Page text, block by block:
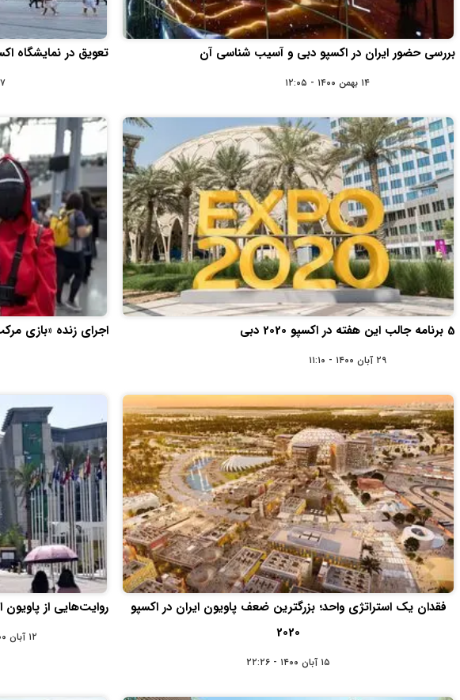
بررسی حضور ایران در اکسپو دبی و آسیب شناسی آن
۱۴ بهمن ۱۴۰۰ - ۱۲:۰۵
تعویق در نمایشگاه اکسپو 2020 دبی به دنبال تهدید
۰۷
5 برنامه جالب این هفته در اکسپو 2020 دبی
۲۹ آبان ۱۴۰۰ - ۱۱:۱۰
اجرای زنده «بازی مرکب»
فقدان یک استراتژی واحد؛ بزرگترین ضعف پاویون ایران در اکسپو
2020
۱۵ آبان ۱۴۰۰ - ۲۲:۲۶
روایت‌هایی از پاویون
۱۲ آبان ۱۴۰۰ - ۱۳:۲۳